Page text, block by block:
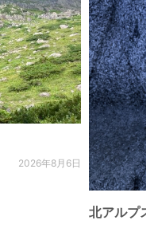
2026年8月6日
北アルプ